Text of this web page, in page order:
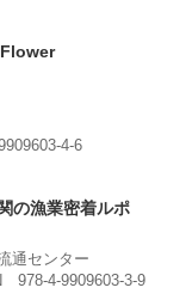
4-6
の漁業密着ルポ
通センター
4-9909603-3-9